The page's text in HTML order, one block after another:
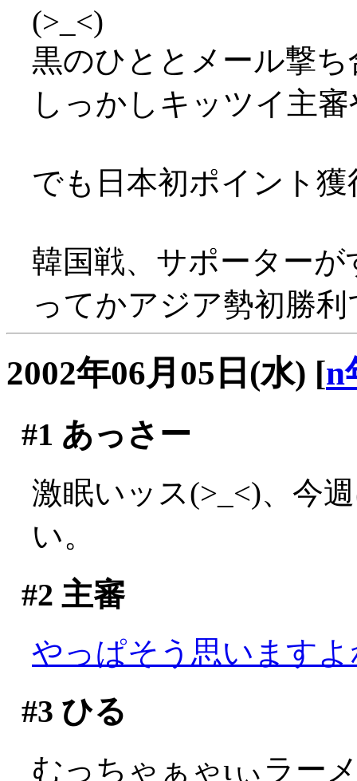
(>_<)
黒のひととメール撃
しっかしキッツイ主
でも日本初ポイント獲
韓国戦、サポーターが
ってかアジア勢初勝
2002年06月05日(水) [n
#1 あっさー
激眠いッス(>_<)、今
い。
#2 主審
やっぱそう思います
#3 ひる
むっちゃぁゃιぃラー